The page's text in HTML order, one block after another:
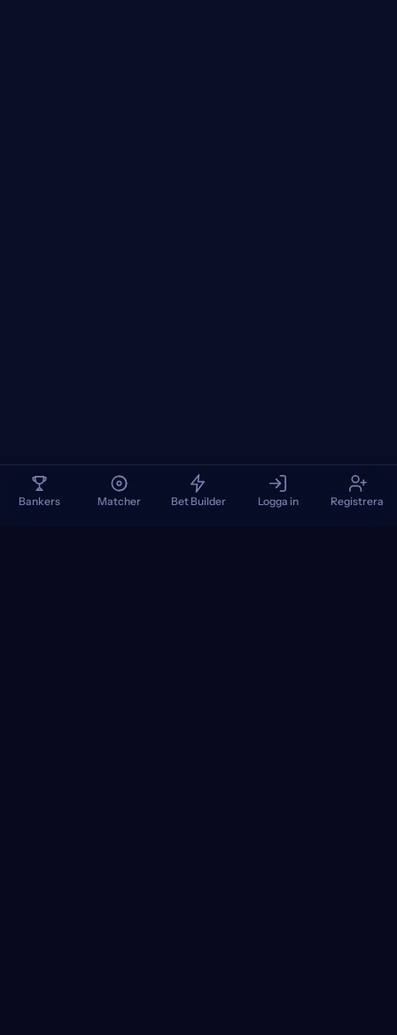
Bankers Matcher Bet Builder Logga in Registrera